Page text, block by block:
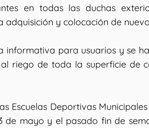
en todas las duchas
y colocación de
informativa para usuarios y se
riego de toda la superficie de
Escuelas Deportivas
mayo y el pasado fin de